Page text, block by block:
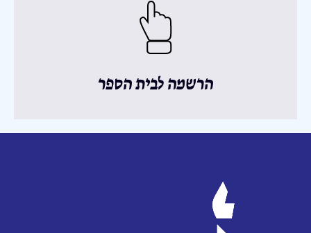
הרשמה לבית הספר